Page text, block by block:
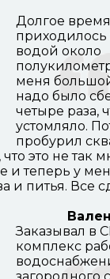
Долгое
приходилось
водой около
меня
надо было
четыре раза,
устомляло.
пробурил
это не так
и теперь у
и питья. Все
Заказывал в
комплекс